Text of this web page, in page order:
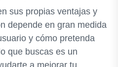
sus propias ventajas y
depende en gran medida
y cómo pretenda
que buscas es un
a mejorar tu